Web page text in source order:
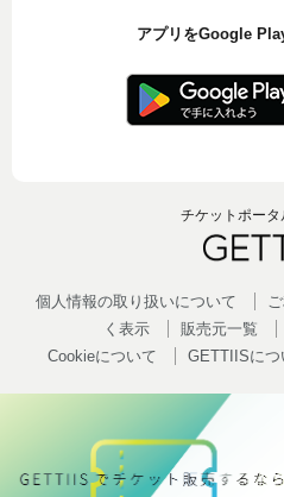
アプリをGoogle
チケットポータ
個人情報の取り扱いについて
く表示
販売元一覧
Cookieについて
GETTIISにつ